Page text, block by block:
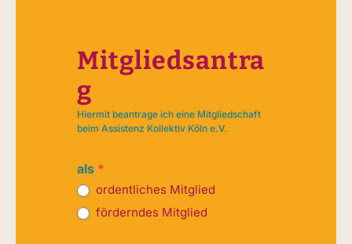
Mitgliedsantra
g
Hiermit beantrage ich eine Mitgliedschaft
beim Assistenz Kollektiv Köln e.V.
als *
ordentliches Mitglied
förderndes Mitglied